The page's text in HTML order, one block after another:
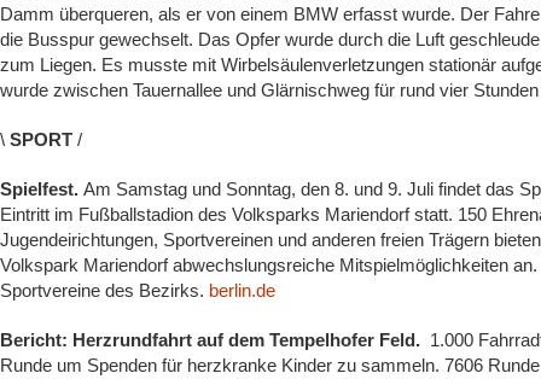
Damm überqueren, als er von einem BMW erfasst wurde. Der
die Busspur gewechselt. Das Opfer wurde durch die Luft
zum Liegen. Es musste mit Wirbelsäulenverletzungen stationär
wurde zwischen Tauernallee und Glärnischweg für rund vier
\ SPORT /
Spielfest. Am Samstag und Sonntag, den 8. und 9. Juli findet das
Eintritt im Fußballstadion des Volksparks Mariendorf statt. 150
Jugendeirichtungen, Sportvereinen und anderen freien Trägern
Volkspark Mariendorf abwechslungsreiche Mitspielmöglichkeiten
Sportvereine des Bezirks. berlin.de
Bericht: Herzrundfahrt auf dem Tempelhofer Feld. 1.000
Runde um Spenden für herzkranke Kinder zu sammeln. 7606